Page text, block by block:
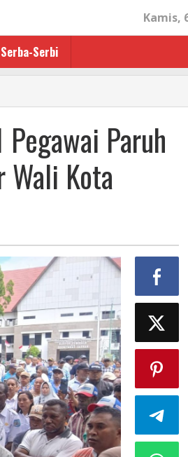
Kamis,
Serba-Serbi
Paruh
Wali Kota